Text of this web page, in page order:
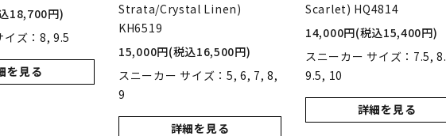
ーバランス ヌメリック)
(ヴァンズ)
Growth
(グロース)
18,700円)
イズ：8, 9.5
を見る
Strata/Crystal Linen)
KH6519
15,000円(税込16,500円)
スニーカー サイズ：5, 6, 7, 8,
9
詳細を見る
Scarlet) HQ4814
14,000円(税込15,400円)
スニーカー サイズ：7.5,
9.5, 10
詳細を見る